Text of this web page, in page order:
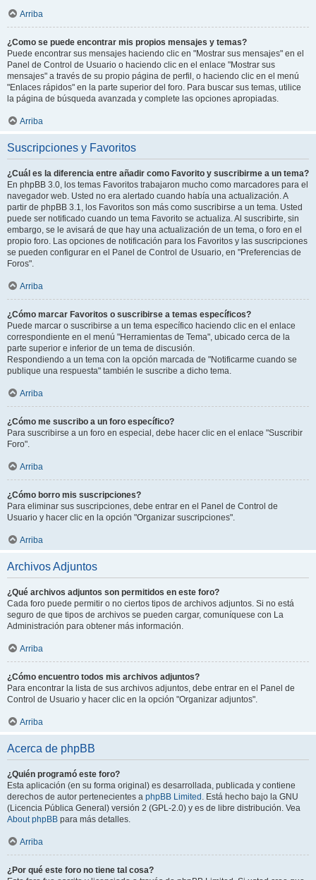
Arriba
¿Como se puede encontrar mis propios mensajes y temas?
Puede encontrar sus mensajes haciendo clic en "Mostrar sus mensajes" en el
Panel de Control de Usuario o haciendo clic en el enlace "Mostrar sus
mensajes" a través de su propio página de perfil, o haciendo clic en el menú
"Enlaces rápidos" en la parte superior del foro. Para buscar sus temas, utilice
la página de búsqueda avanzada y complete las opciones apropiadas.
Arriba
Suscripciones y Favoritos
¿Cuál es la diferencia entre añadir como Favorito y suscribirme a un tema?
En phpBB 3.0, los temas Favoritos trabajaron mucho como marcadores para el
navegador web. Usted no era alertado cuando había una actualización. A
partir de phpBB 3.1, los Favoritos son más como suscribirse a un tema. Usted
puede ser notificado cuando un tema Favorito se actualiza. Al suscribirte, sin
embargo, se le avisará de que hay una actualización de un tema, o foro en el
propio foro. Las opciones de notificación para los Favoritos y las suscripciones
se pueden configurar en el Panel de Control de Usuario, en "Preferencias de
Foros".
Arriba
¿Cómo marcar Favoritos o suscribirse a temas específicos?
Puede marcar o suscribirse a un tema específico haciendo clic en el enlace
correspondiente en el menú "Herramientas de Tema", ubicado cerca de la
parte superior e inferior de un tema de discusión.
Respondiendo a un tema con la opción marcada de "Notificarme cuando se
publique una respuesta" también le suscribe a dicho tema.
Arriba
¿Cómo me suscribo a un foro específico?
Para suscribirse a un foro en especial, debe hacer clic en el enlace "Suscribir
Foro".
Arriba
¿Cómo borro mis suscripciones?
Para eliminar sus suscripciones, debe entrar en el Panel de Control de
Usuario y hacer clic en la opción "Organizar suscripciones".
Arriba
Archivos Adjuntos
¿Qué archivos adjuntos son permitidos en este foro?
Cada foro puede permitir o no ciertos tipos de archivos adjuntos. Si no está
seguro de que tipos de archivos se pueden cargar, comuníquese con La
Administración para obtener más información.
Arriba
¿Cómo encuentro todos mis archivos adjuntos?
Para encontrar la lista de sus archivos adjuntos, debe entrar en el Panel de
Control de Usuario y hacer clic en la opción "Organizar adjuntos".
Arriba
Acerca de phpBB
¿Quién programó este foro?
Esta aplicación (en su forma original) es desarrollada, publicada y contiene
derechos de autor pertenecientes a phpBB Limited . Está hecho bajo la GNU
(Licencia Pública General) versión 2 (GPL-2.0) y es de libre distribución. Vea
About phpBB para más detalles.
Arriba
¿Por qué este foro no tiene tal cosa?